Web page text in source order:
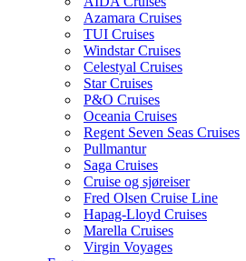
Azamara Cruises
TUI Cruises
Windstar Cruises
Celestyal Cruises
Star Cruises
P&O Cruises
Oceania Cruises
Regent Seven Seas Cruises
Pullmantur
Saga Cruises
Cruise og sjøreiser
Fred Olsen Cruise Line
Hapag-Lloyd Cruises
Marella Cruises
Virgin Voyages